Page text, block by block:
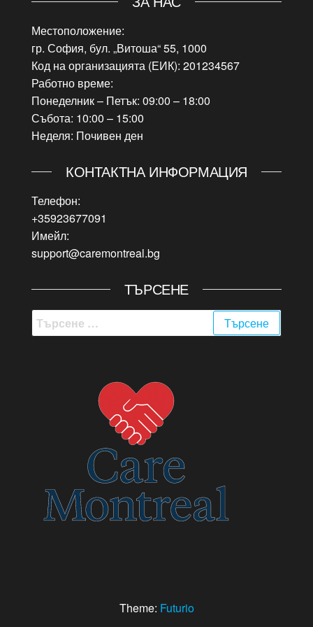
Местоположение:
гр. София, бул. „Витоша“ 55, 1000
Код на организацията (ЕИК): 201234567
Работно време:
Понеделник – Петък: 09:00 – 18:00
Събота: 10:00 – 15:00
Неделя: Почивен ден
КОНТАКТНА ИНФОРМАЦИЯ
Телефон:
+35923677091
Имейл:
support@caremontreal.bg
ТЪРСЕНЕ
Търсене
за:
Theme: Futurio